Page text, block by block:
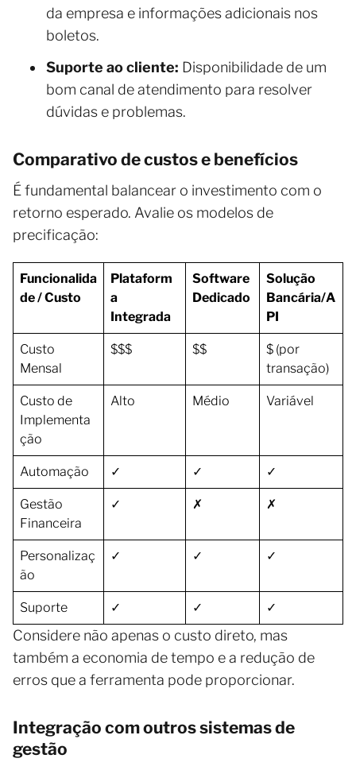
da empresa e informações adicionais nos
boletos.
Suporte ao cliente: Disponibilidade de um
bom canal de atendimento para resolver
dúvidas e problemas.
Comparativo de custos e benefícios
É fundamental balancear o investimento com o
retorno esperado. Avalie os modelos de
precificação:
Funcionalida
de / Custo
Plataform
a
Integrada
Software
Dedicado
Solução
Bancária/A
PI
Custo
Mensal
$$$ $$
$ (por
transação)
Custo de
Implementa
ção
Alto Médio Variável
Automação ✓ ✓ ✓
Gestão
Financeira
✓ ✗ ✗
Personalizaç
ão
✓ ✓ ✓
Suporte ✓ ✓ ✓
Considere não apenas o custo direto, mas
também a economia de tempo e a redução de
erros que a ferramenta pode proporcionar.
Integração com outros sistemas de
gestão